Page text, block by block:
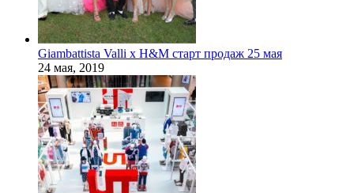
Giambattista Valli x H&M старт продаж 25 мая
24 мая, 2019